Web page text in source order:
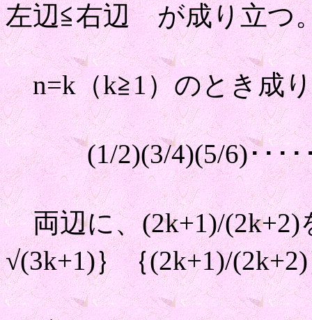
左辺≦右辺 が成り立つ
n=k（k≧1）のとき成
(1/2)(3/4)(5/6)･････
両辺に、(2k+1)/(2k+2)
√(3k+1)｝｛(2k+1)/